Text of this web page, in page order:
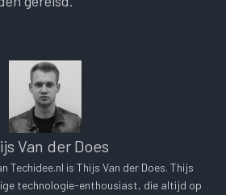
Van der Does
Techidee.nl is Thijs Van der Does. Thijs
technologie-enthousiast, die altijd op